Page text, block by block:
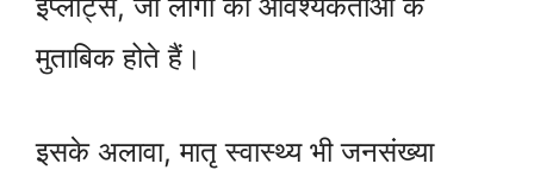
मुताबिक होते हैं।
इसके अलावा, मातृ स्वास्थ्य भी जनसंख्या